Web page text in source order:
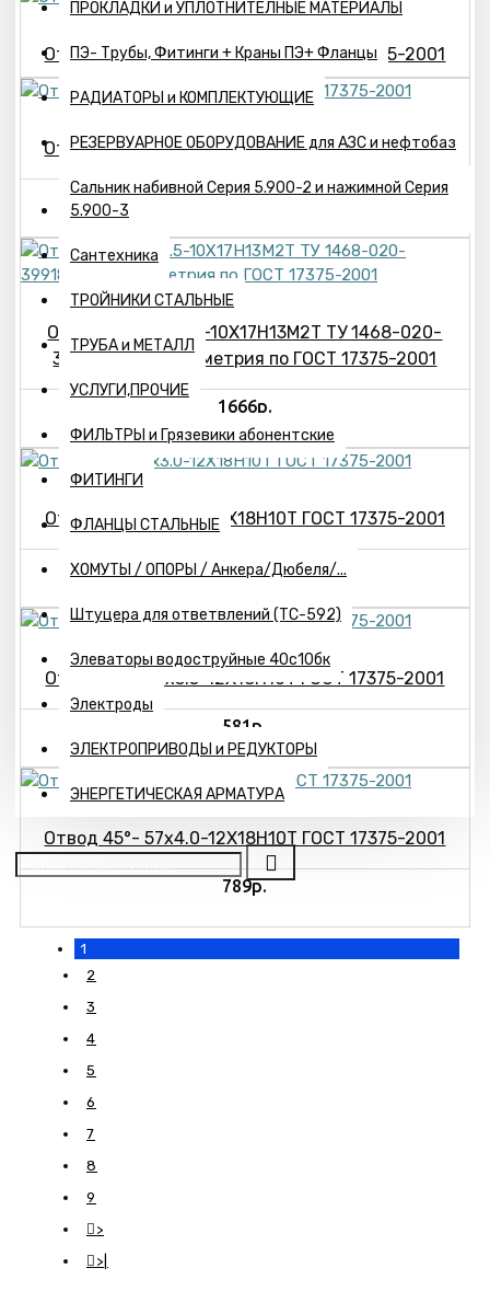
ПРОКЛАДКИ и УПЛОТНИТЕЛНЫЕ МАТЕРИАЛЫ
ПЭ- Трубы, Фитинги + Краны ПЭ+ Фланцы
РАДИАТОРЫ и КОМПЛЕКТУЮЩИЕ
РЕЗЕРВУАРНОЕ ОБОРУДОВАНИЕ для АЗС и нефтобаз
Сальник набивной Серия 5.900-2 и нажимной Серия
5.900-3
Сантехника
ТРОЙНИКИ СТАЛЬНЫЕ
ТРУБА и МЕТАЛЛ
УСЛУГИ,ПРОЧИЕ
ФИЛЬТРЫ и Грязевики абонентские
ФИТИНГИ
ФЛАНЦЫ СТАЛЬНЫЕ
ХОМУТЫ / ОПОРЫ / Анкера/Дюбеля/...
Штуцера для ответвлений (ТС-592)
Элеваторы водоструйные 40с10бк
Электроды
ЭЛЕКТРОПРИВОДЫ и РЕДУКТОРЫ
ЭНЕРГЕТИЧЕСКАЯ АРМАТУРА
Отвод 45°- 45х2.5-12Х18Н10Т ГОСТ 17375-2001
Отвод 45°- 45х3.0-12Х18Н10Т ГОСТ 17375-2001
532р.
Отвод 45°- 57х2.5-10Х17Н13М2Т ТУ 1468-020-
39918642-03, геометрия по ГОСТ 17375-2001
1666р.
Отвод 45°- 57х3.0-12Х18Н10Т ГОСТ 17375-2001
605р.
Отвод 45°- 57х3.5-12Х18Н10Т ГОСТ 17375-2001
581р.
Отвод 45°- 57х4.0-12Х18Н10Т ГОСТ 17375-2001
789р.
1
2
3
4
5
6
7
8
9
>
>|